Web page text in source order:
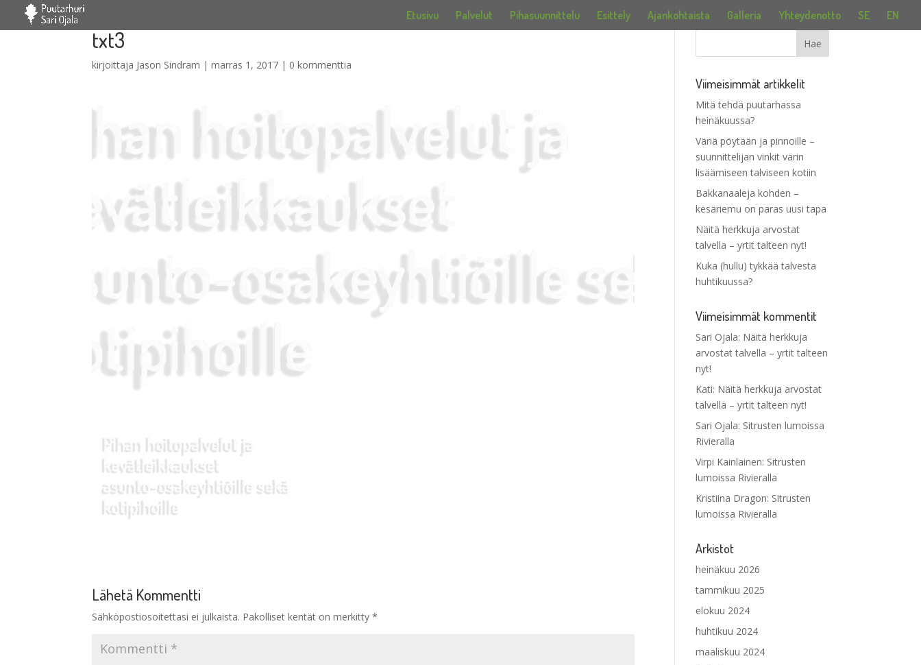
Etusivu Palvelut Pihasuunnittelu Esittely Ajankohtaista Galleria Yhteydenotto SE EN
txt3
kirjoittaja Jason Sindram |marras 1, 2017 | 0 kommenttia
Lähetä Kommentti
Sähköpostiosoitettasi ei julkaista. Pakolliset kentät on merkitty*
Viimeisimmät artikkelit
Mitä tehdä puutarhassa
heinäkuussa?
Väriä pöytään ja pinnoille –
suunnittelijan vinkit värin
lisäämiseen talviseen kotiin
Bakkanaaleja kohden –
kesäriemu on paras uusi tapa
Näitä herkkuja arvostat
talvella – yrtit talteen nyt!
Kuka (hullu) tykkää talvesta
huhtikuussa?
Viimeisimmät kommentit
Sari Ojala: Näitä herkkuja
arvostat talvella – yrtit talteen
nyt!
Kati: Näitä herkkuja arvostat
talvella – yrtit talteen nyt!
Sari Ojala: Sitrusten lumoissa
Rivieralla
Virpi Kainlainen: Sitrusten
lumoissa Rivieralla
Kristiina Dragon: Sitrusten
lumoissa Rivieralla
Arkistot
heinäkuu 2026
tammikuu 2025
elokuu 2024
huhtikuu 2024
maaliskuu 2024